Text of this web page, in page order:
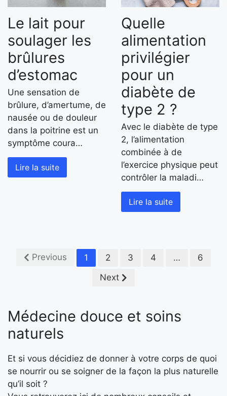
Le lait pour
soulager les
brûlures
d’estomac
Une sensation de
brûlure, d’amertume, de
nausée ou de douleur
dans la poitrine est un
symptôme coura…
Lire la suite
Quelle
alimentation
privilégier
pour un
diabète de
type 2 ?
Avec le diabète de type
2, l’alimentation
combinée à de
l’exercice physique peut
contrôler la maladi…
Lire la suite
Previous 1 2 3 4 …
6
Next
Médecine douce et soins
naturels
Et si vous décidiez de donner à votre corps de quoi
se nourrir ou se soigner de la façon la plus naturelle
qu’il soit ?